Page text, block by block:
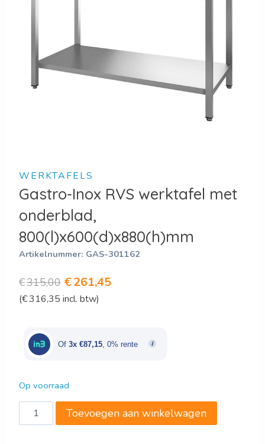
WERKTAFELS
Gastro-Inox RVS werktafel met
onderblad,
800(l)x600(d)x880(h)mm
Artikelnummer: GAS-301162
€315,00 Oorspronkelijke
prijs
€315,00.
€261,45Huidige
€261,45.
(€316,35 incl. btw)
Of 3x €87,15 , 0% rente
Op voorraad
Gastro-
Inox
Toevoegen aan winkelwagen